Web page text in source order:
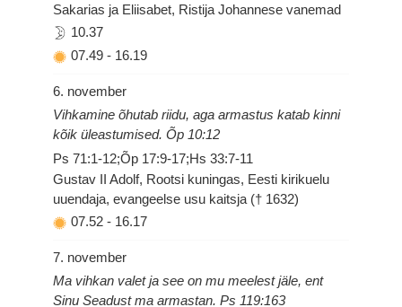
Sakarias ja Eliisabet, Ristija Johannese vanemad
10.37
07.49 - 16.19
6. november
Vihkamine õhutab riidu, aga armastus katab kinni
kõik üleastumised. Õp 10:12
Ps 71:1-12;Õp 17:9-17;Hs 33:7-11
Gustav II Adolf, Rootsi kuningas, Eesti kirikuelu
uuendaja, evangeelse usu kaitsja († 1632)
07.52 - 16.17
7. november
Ma vihkan valet ja see on mu meelest jäle, ent
Sinu Seadust ma armastan. Ps 119:163